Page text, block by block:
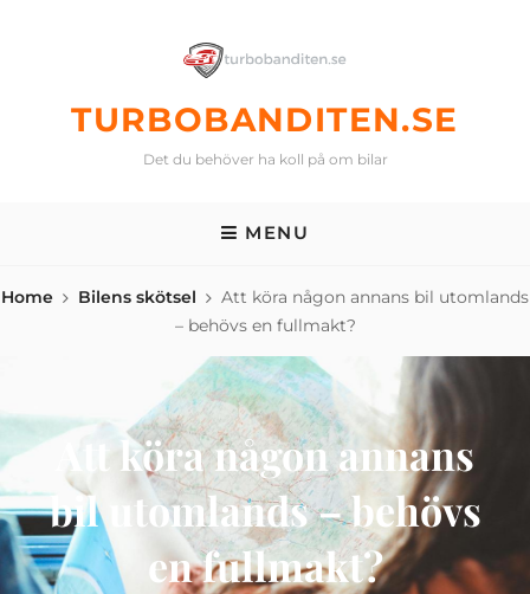
TURBOBANDITEN.SE
Det du behöver ha koll på om bilar
MENU
Home Bilens skötsel
Att köra någon annans bil utomlands
– behövs en fullmakt?
Att köra någon annans
bil utomlands – behövs
en fullmakt?